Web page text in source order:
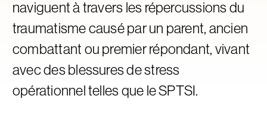
naviguent à travers les répercussions du
traumatisme causé par un parent, ancien
combattant ou premier répondant, vivant
avec des blessures de stress
opérationnel telles que le SPTSI.